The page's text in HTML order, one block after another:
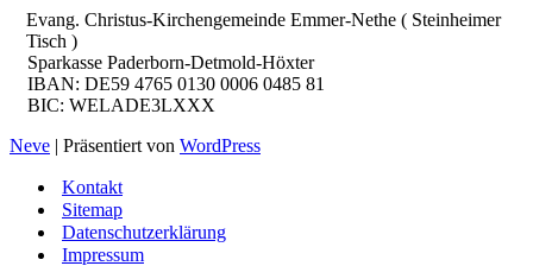
Evang. Christus-Kirchengemeinde Emmer-Nethe ( Steinheimer
Tisch )
Sparkasse Paderborn-Detmold-Höxter
IBAN: DE59 4765 0130 0006 0485 81
BIC: WELADE3LXXX
Neve | Präsentiert von WordPress
Kontakt
Sitemap
Datenschutzerklärung
Impressum